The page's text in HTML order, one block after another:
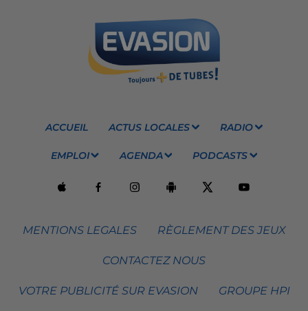
ACCUEIL ACTUS LOCALES RADIO
EMPLOI AGENDA PODCASTS
MENTIONS LEGALES RÈGLEMENT DES JEUX
CONTACTEZ NOUS
VOTRE PUBLICITÉ SUR EVASION GROUPE HPI